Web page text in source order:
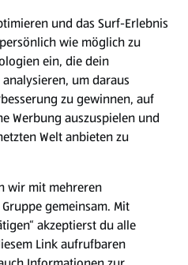
Rezepte
entdecken
und das Surf-Erlebnis
wie möglich zu
ein, die dein
um daraus
zu gewinnen, auf
Werbung auszuspielen und
Welt anbieten zu
wir mit mehreren
gemeinsam. Mit
akzeptierst du alle
Link aufrufbaren